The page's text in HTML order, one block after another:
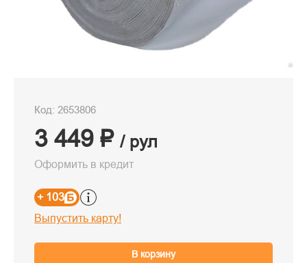
Код: 2653806
3 449 ₽ / рул
Оформить в кредит
+ 103
Выпустить карту!
В корзину